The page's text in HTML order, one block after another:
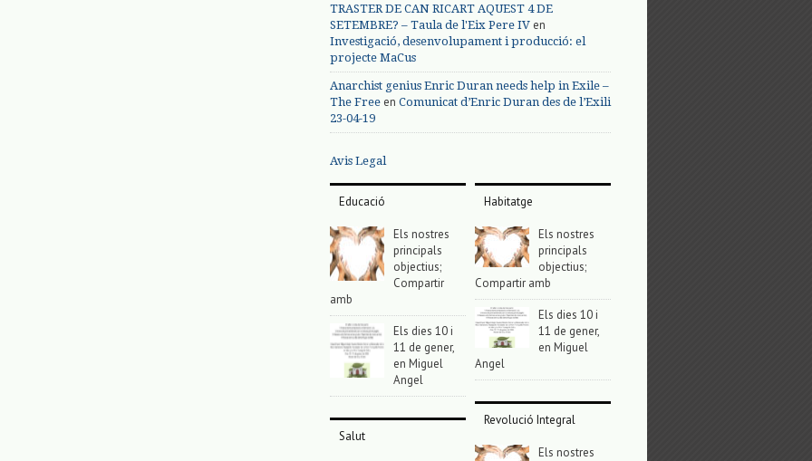
TRASTER DE CAN RICART AQUEST 4 DE
SETEMBRE? – Taula de l'Eix Pere IV en
Investigació, desenvolupament i producció: el
projecte MaCus
Anarchist genius Enric Duran needs help in Exile –
The Free en Comunicat d’Enric Duran des de l’Exili
23-04-19
Avis Legal
Educació
Els nostres
principals
objectius;
Compartir
amb
Els dies 10 i
11 de gener,
en Miguel
Angel
Salut
Habitatge
Els nostres
principals
objectius;
Compartir amb
Els dies 10 i
11 de gener,
en Miguel
Angel
Revolució Integral
Els nostres